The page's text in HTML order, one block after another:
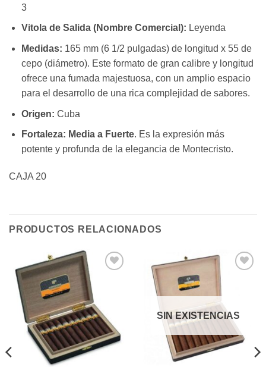
3
Vitola de Salida (Nombre Comercial): Leyenda
Medidas: 165 mm (6 1/2 pulgadas) de longitud x 55 de
cepo (diámetro). Este formato de gran calibre y longitud
ofrece una fumada majestuosa, con un amplio espacio
para el desarrollo de una rica complejidad de sabores.
Origen: Cuba
Fortaleza: Media a Fuerte. Es la expresión más
potente y profunda de la elegancia de Montecristo.
CAJA 20
PRODUCTOS RELACIONADOS
SIN EXISTENCIAS